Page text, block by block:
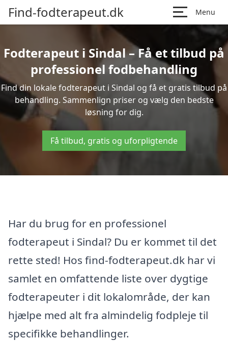
Find-fodterapeut.dk Menu
Fodterapeut i Sindal – Få et tilbud på
professionel fodbehandling
Find din lokale fodterapeut i Sindal og få et gratis tilbud på
behandling. Sammenlign priser og vælg den bedste
løsning for dig.
Få tilbud, gratis og uforpligtende
Har du brug for en professionel
fodterapeut i Sindal? Du er kommet til det
rette sted! Hos find-fodterapeut.dk har vi
samlet en omfattende liste over dygtige
fodterapeuter i dit lokalområde, der kan
hjælpe med alt fra almindelig fodpleje til
specifikke behandlinger.